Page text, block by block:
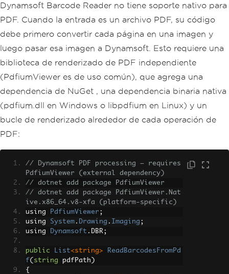
Dynamsoft Barcode Reader no tiene soporte nativo para
PDF. Cuando la entrada es un archivo PDF, su código
debe primero convertir cada página en una imagen y
luego pasar esa imagen a Dynamsoft. Esto requiere una
biblioteca de renderizado de PDF independiente
(PdfiumViewer es de uso común), que agrega una
dependencia de NuGet , una dependencia binaria nativa
(pdfium.dll en Windows o libpdfium en Linux) y un
bucle de renderizado alrededor de cada operación de
PDF:
// Dynamsoft PDF processing — requires
PdfiumViewer (external dependency)
// dotnet add package PdfiumViewer
// dotnet add package PdfiumViewer.Nat
ive.x86_64.v8-xfa (platform-specific)
using
PdfiumViewer ;
using System . Drawing . Imaging ;
using
Dynamsoft . DBR;
public List<string>
ReadBarcodesFromPd
f( string pdfPath )
{